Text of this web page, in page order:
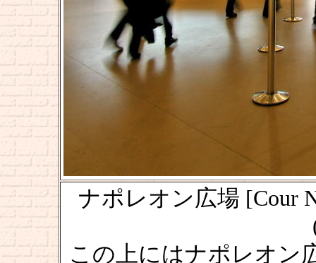
ナポレオン広場 [Cour
この上にはナポレオン